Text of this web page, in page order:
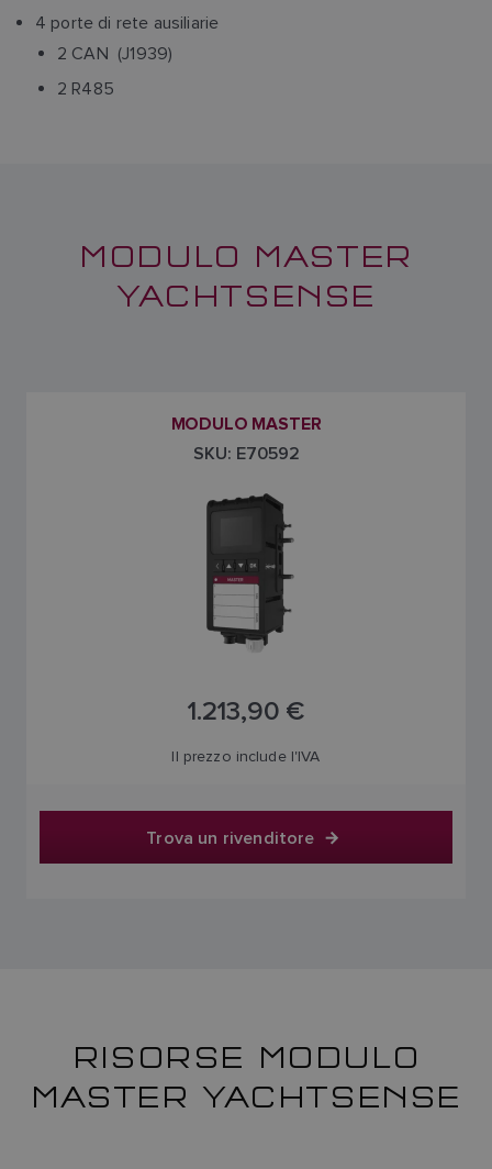
4 porte di rete ausiliarie
2 CAN (J1939)
2 R485
MODULO MASTER
YACHTSENSE
MODULO MASTER
SKU: E70592
1.213,90 €
Il prezzo include l'IVA
Trova un rivenditore
RISORSE MODULO
MASTER YACHTSENSE